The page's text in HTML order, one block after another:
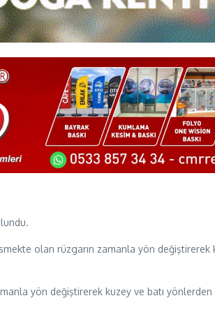
olan rüzgarın zamanla yön
yön değiştirerek kuzey ve batı yönlerden